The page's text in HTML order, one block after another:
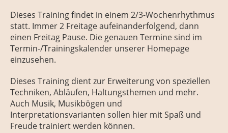
Dieses Training findet in einem 2/3-Wochenrhythmus
statt. Immer 2 Freitage aufeinanderfolgend, dann
einen Freitag Pause. Die genauen Termine sind im
Termin-/Trainingskalender unserer Homepage
einzusehen.
Dieses Training dient zur Erweiterung von speziellen
Techniken, Abläufen, Haltungsthemen und mehr.
Auch Musik, Musikbögen und
Interpretationsvarianten sollen hier mit Spaß und
Freude trainiert werden können.